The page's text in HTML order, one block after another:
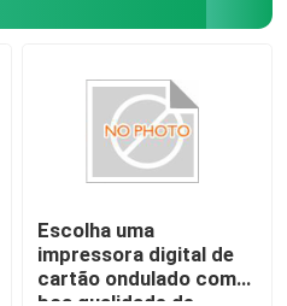
Escolha uma
impressora digital de
cartão ondulado com